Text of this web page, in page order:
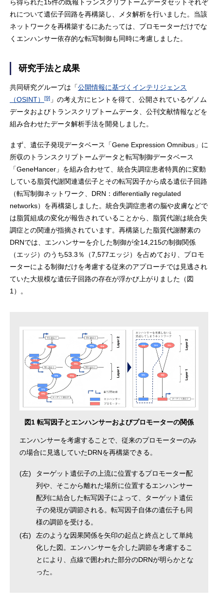
ら得られた15件の既報トランスクリプトームデータセットそれぞ
れについて遺伝子回路を再構築し、メタ解析を行いました。当該
ネットワークを再構築するにあたっては、プロモーターだけでな
くエンハンサー依存的な転写制御も同時に考慮しました。
研究手法と成果
共同研究グループは「公開情報に基づくインテリジェンス
（OSINT）
[9] 」の考え方にヒントを得て、公開されているゲノム
データおよびトランスクリプトームデータ、公刊文献情報などを
組み合わせたデータ解析手法を開発しました。
まず、遺伝子発現データベース「Gene Expression Omnibus」に
所収のトランスクリプトームデータと転写制御データベース
「GeneHancer」を組み合わせて、統合失調症患者特異的に変動
している脂質代謝関連遺伝子とその転写因子から成る遺伝子回路
（転写制御ネットワーク、DRN：differentially regulated
networks）を再構築しました。統合失調症患者の脳や皮膚などで
は脂質組成の変化が報告されていることから、脂質代謝は統合失
調症との関連が指摘されています。再構築した脂質代謝酵素の
DRNでは、エンハンサーを介した制御が全14,215の制御関係
（エッジ）のうち53.3％（7,577エッジ）を占めており、プロモ
ーターによる制御だけを考慮する従来のアプローチでは見逃され
ていた大規模な遺伝子回路の存在が浮かび上がりました（図
1）。
図1 転写因子とエンハンサーおよびプロモーターの関係
エンハンサーを考慮することで、従来のプロモーターのみ
の場合に見逃していたDRNを再構築できる。
(左)
ターゲット遺伝子の上流に位置するプロモーター配
列や、そこから離れた場所に位置するエンハンサー
配列に結合した転写因子によって、ターゲット遺伝
子の発現が調節される。転写因子自体の遺伝子も同
様の調節を受ける。
(右)
左のような因果関係を矢印の起点と終点として単純
化した図。エンハンサーを介した調節を考慮するこ
とにより、点線で囲われた部分のDRNが明らかとな
った。